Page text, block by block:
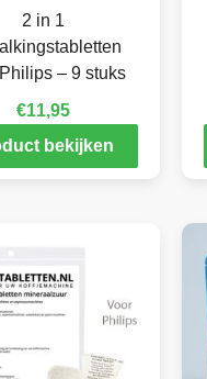
2 in 1
– 9 stuks
€11,95
bekijken